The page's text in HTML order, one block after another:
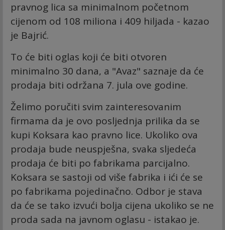
pravnog lica sa minimalnom početnom
cijenom od 108 miliona i 409 hiljada - kazao
je Bajrić.
To će biti oglas koji će biti otvoren
minimalno 30 dana, a "Avaz" saznaje da će
prodaja biti održana 7. jula ove godine.
Želimo poručiti svim zainteresovanim
firmama da je ovo posljednja prilika da se
kupi Koksara kao pravno lice. Ukoliko ova
prodaja bude neuspješna, svaka sljedeća
prodaja će biti po fabrikama parcijalno.
Koksara se sastoji od više fabrika i ići će se
po fabrikama pojedinačno. Odbor je stava
da će se tako izvući bolja cijena ukoliko se ne
proda sada na javnom oglasu - istakao je.